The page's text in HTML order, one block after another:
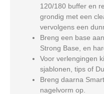
120/180 buffer en
grondig met een
vervolgens een
Breng een base
Strong Base , en
Voor verlengingen
sjablonen, tips of
Breng daarna
nagelvorm op.